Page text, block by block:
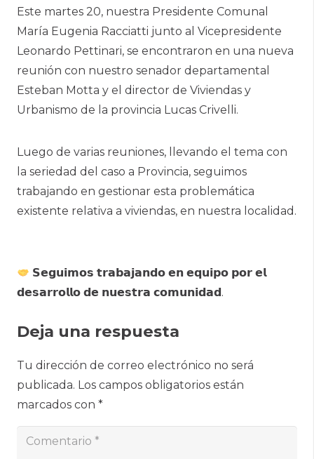
Este martes 20, nuestra Presidente Comunal
María Eugenia Racciatti junto al Vicepresidente
Leonardo Pettinari, se encontraron en una nueva
reunión con nuestro senador departamental
Esteban Motta y el director de Viviendas y
Urbanismo de la provincia Lucas Crivelli.
Luego de varias reuniones, llevando el tema con
la seriedad del caso a Provincia, seguimos
trabajando en gestionar esta problemática
existente relativa a viviendas, en nuestra localidad.
𝗦𝗲𝗴𝘂𝗶𝗺𝗼𝘀 𝘁𝗿𝗮𝗯𝗮𝗷𝗮𝗻𝗱𝗼 𝗲𝗻 𝗲𝗾𝘂𝗶𝗽𝗼 𝗽𝗼𝗿 𝗲𝗹
𝗱𝗲𝘀𝗮𝗿𝗿𝗼𝗹𝗹𝗼 𝗱𝗲 𝗻𝘂𝗲𝘀𝘁𝗿𝗮 𝗰𝗼𝗺𝘂𝗻𝗶𝗱𝗮𝗱.
Deja una respuesta
Tu dirección de correo electrónico no será
publicada. Los campos obligatorios están
marcados con *